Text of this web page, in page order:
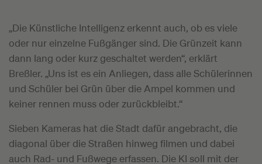
„Die Künstliche Intelligenz erkennt auch, ob es viele
oder nur einzelne Fußgänger sind. Die Grünzeit kann
dann lang oder kurz geschaltet werden“, erklärt
Breßler. „Uns ist es ein Anliegen, dass alle Schülerinnen
und Schüler bei Grün über die Ampel kommen und
keiner rennen muss oder zurückbleibt.“
Sieben Kameras hat die Stadt dafür angebracht, die
diagonal über die Straßen hinweg filmen und dabei
auch Rad- und Fußwege erfassen. Die KI soll mit der